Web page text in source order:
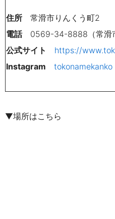
住所 常滑市りんくう町2
電話0569-34-8888（常滑市
公式サイト
https://
Instagram
tokonamekanko
▼場所はこちら